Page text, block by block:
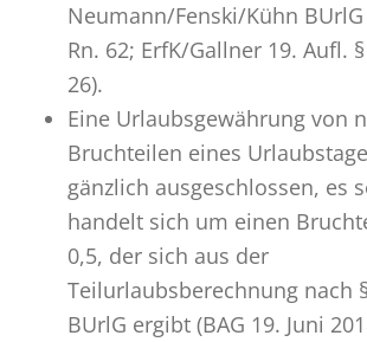
Neumann/Fenski/Kühn
Rn. 62; ErfK/Gallner 19. Aufl.
26).
Eine Urlaubsgewährung von
Bruchteilen eines
gänzlich ausgeschlossen, es
handelt sich um einen
0,5, der sich aus der
Teilurlaubsberechnung nach
BUrlG ergibt (BAG 19. Juni